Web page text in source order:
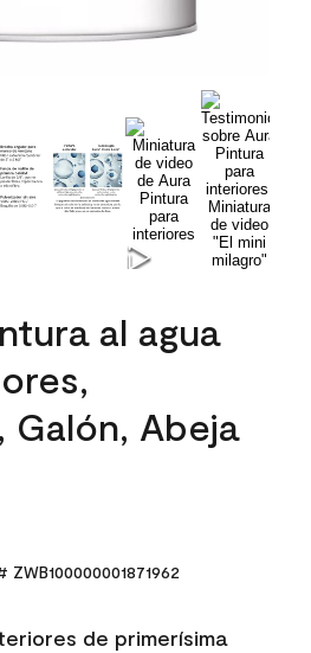
al agua
Galón, Abeja
ZWB100000001871962
de primerísima